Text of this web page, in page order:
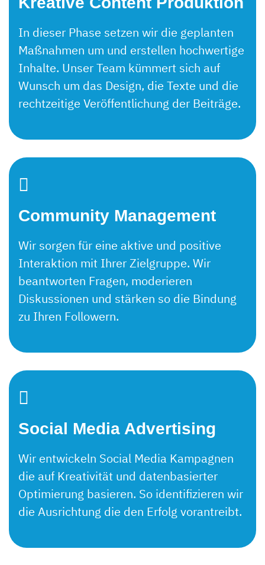
In dieser Phase setzen wir die geplanten
Maßnahmen um und erstellen hochwertige
Inhalte. Unser Team kümmert sich auf
Wunsch um das Design, die Texte und die
rechtzeitige Veröffentlichung der Beiträge.
Community Management
Wir sorgen für eine aktive und positive
Interaktion mit Ihrer Zielgruppe. Wir
beantworten Fragen, moderieren
Diskussionen und stärken so die Bindung
zu Ihren Followern.
Social Media Advertising
Wir entwickeln Social Media Kampagnen
die auf Kreativität und datenbasierter
Optimierung basieren. So identifizieren wir
die Ausrichtung die den Erfolg vorantreibt.